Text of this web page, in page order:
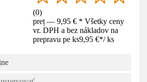
(0)
preț — 9,95 € * Všetky ceny
vr. DPH a bez nákladov na
prepravu pe ks9,95 €*/ ks